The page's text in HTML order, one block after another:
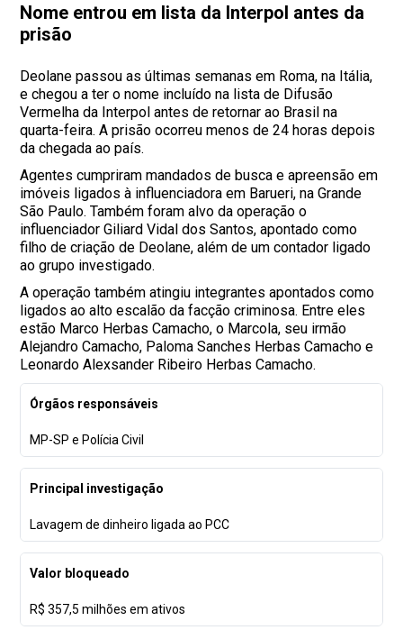
Nome entrou em lista da Interpol antes da
prisão
Deolane passou as últimas semanas em Roma, na Itália,
e chegou a ter o nome incluído na lista de Difusão
Vermelha da Interpol antes de retornar ao Brasil na
quarta-feira. A prisão ocorreu menos de 24 horas depois
da chegada ao país.
Agentes cumpriram mandados de busca e apreensão em
imóveis ligados à influenciadora em Barueri, na Grande
São Paulo. Também foram alvo da operação o
influenciador Giliard Vidal dos Santos, apontado como
filho de criação de Deolane, além de um contador ligado
ao grupo investigado.
A operação também atingiu integrantes apontados como
ligados ao alto escalão da facção criminosa. Entre eles
estão Marco Herbas Camacho, o Marcola, seu irmão
Alejandro Camacho, Paloma Sanches Herbas Camacho e
Leonardo Alexsander Ribeiro Herbas Camacho.
Órgãos responsáveis
MP-SP e Polícia Civil
Principal investigação
Lavagem de dinheiro ligada ao PCC
Valor bloqueado
R$ 357,5 milhões em ativos